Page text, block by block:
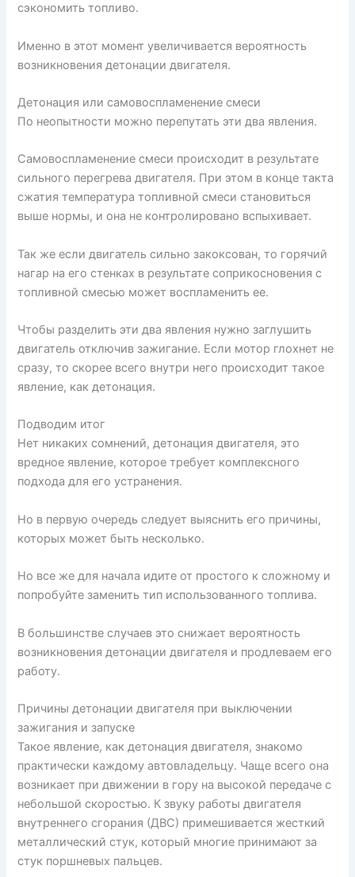
сэкономить топливо.
Именно в этот момент увеличивается вероятность
возникновения детонации двигателя.
Детонация или самовоспламенение смеси
По неопытности можно перепутать эти два явления.
Самовоспламенение смеси происходит в результате
сильного перегрева двигателя. При этом в конце такта
сжатия температура топливной смеси становиться
выше нормы, и она не контролировано вспыхивает.
Так же если двигатель сильно закоксован, то горячий
нагар на его стенках в результате соприкосновения с
топливной смесью может воспламенить ее.
Чтобы разделить эти два явления нужно заглушить
двигатель отключив зажигание. Если мотор глохнет не
сразу, то скорее всего внутри него происходит такое
явление, как детонация.
Подводим итог
Нет никаких сомнений, детонация двигателя, это
вредное явление, которое требует комплексного
подхода для его устранения.
Но в первую очередь следует выяснить его причины,
которых может быть несколько.
Но все же для начала идите от простого к сложному и
попробуйте заменить тип использованного топлива.
В большинстве случаев это снижает вероятность
возникновения детонации двигателя и продлеваем его
работу.
Причины детонации двигателя при выключении
зажигания и запуске
Такое явление, как детонация двигателя, знакомо
практически каждому автовладельцу. Чаще всего она
возникает при движении в гору на высокой передаче с
небольшой скоростью. К звуку работы двигателя
внутреннего сгорания (ДВС) примешивается жесткий
металлический стук, который многие принимают за
стук поршневых пальцев.